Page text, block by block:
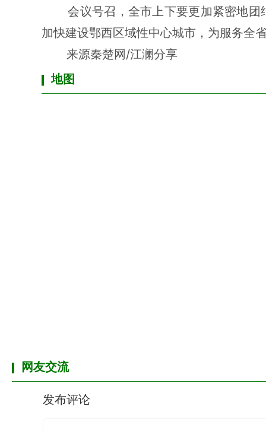
会议号召，全市上下要更加紧密地团
加快建设鄂西区域性中心城市，为服务全
来源秦楚网/江澜分享
地图
网友交流
发布评论